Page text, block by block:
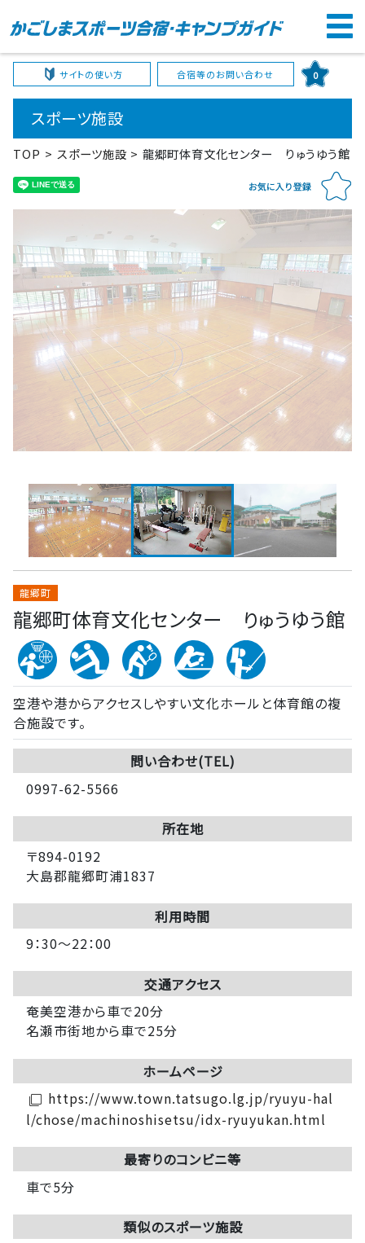
サイトの使い方 合宿等のお問い合わせ 0
スポーツ施設
TOP スポーツ施設 龍郷町体育文化センター りゅうゆう館
龍郷町
龍郷町体育文化センター りゅうゆう館
空港や港からアクセスしやすい文化ホールと体育館の複
合施設です。
問い合わせ(TEL)
0997-62-5566
所在地
〒894-0192
大島郡龍郷町浦1837
利用時間
9：30～22：00
交通アクセス
奄美空港から車で20分
名瀬市街地から車で25分
ホームページ
filter_none https://www.town.tatsugo.lg.jp/ryuyu-hal
l/chose/machinoshisetsu/idx-ryuyukan.html
最寄りのコンビニ等
車で5分
類似のスポーツ施設